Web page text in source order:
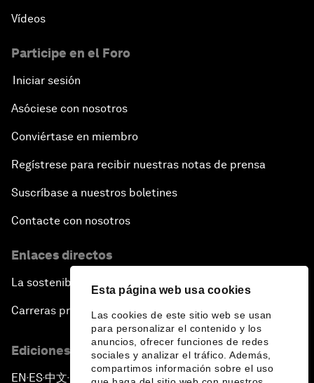
Esta página web usa cookies
Las cookies de este sitio web se usan
para personalizar el contenido y los
anuncios, ofrecer funciones de redes
sociales y analizar el tráfico. Además,
compartimos información sobre el uso
Vídeos
Participe en el Foro
Iniciar sesión
Asóciese con nosotros
Conviértase en miembro
Regístrese para recibir nuestras notas de prensa
Suscríbase a nuestros boletines
Contacte con nosotros
Enlaces directos
La sostenibilidad en el Foro
Carreras profesionales
Ediciones en otros idiomas
EN ▪ ES▪中文▪ 日本語